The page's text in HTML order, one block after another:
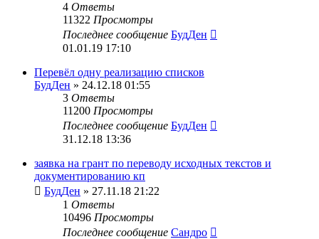
4 Ответы
11322 Просмотры
Последнее сообщение БудДен
01.01.19 17:10
Перевёл одну реализацию списков
БудДен » 24.12.18 01:55
3 Ответы
11200 Просмотры
Последнее сообщение БудДен
31.12.18 13:36
заявка на грант по переводу исходных текстов и
документированию кп
БудДен » 27.11.18 21:22
1 Ответы
10496 Просмотры
Последнее сообщение Сандро